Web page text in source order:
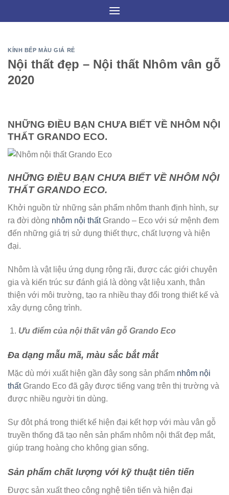
KÍNH BẾP MÀU GIÁ RẺ
Nội thất đẹp – Nội thất Nhôm vân gỗ
2020
NHỮNG ĐIỀU BẠN CHƯA BIẾT VỀ NHÔM NỘI
THẤT GRANDO ECO.
NHỮNG ĐIỀU BẠN CHƯA BIẾT VỀ NHÔM NỘI
THẤT GRANDO ECO.
Khởi nguồn từ những sản phẩm nhôm thanh định hình, sự
ra đời dòng nhôm nội thấtGrando – Eco với sứ mệnh đem
đến những giá trị sử dụng thiết thực, chất lượng và hiện
đại.
Nhôm là vật liệu ứng dụng rộng rãi, được các giới chuyên
gia và kiến trúc sư đánh giá là dòng vật liệu xanh, thân
thiện với môi trường, tạo ra nhiều thay đổi trong thiết kế và
xây dựng công trình.
Ưu điểm của nội thất vân gỗ Grando Eco
Đa dạng mẫu mã, màu sắc bắt mắt
Mặc dù mới xuất hiện gần đây song sản phẩm nhôm nội
thấtGrando Eco đã gây được tiếng vang trên thị trường và
được nhiều người tin dùng.
Sự đôt phá trong thiết kế hiện đại kết hợp với màu vân gỗ
truyền thống đã tạo nên sản phẩm nhôm nội thất đẹp mắt,
giúp trang hoàng cho không gian sống.
Sản phẩm chất lượng với kỹ thuật tiên tiến
Được sản xuất theo công nghệ tiên tiến và hiện đại